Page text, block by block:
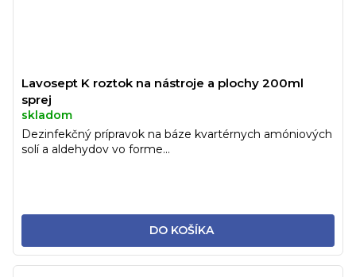
Lavosept K roztok na nástroje a plochy 200ml
sprej
skladom
DO KOŠÍKA
Dezinfekčný prípravok na báze kvartérnych amóniových
solí a aldehydov vo forme...